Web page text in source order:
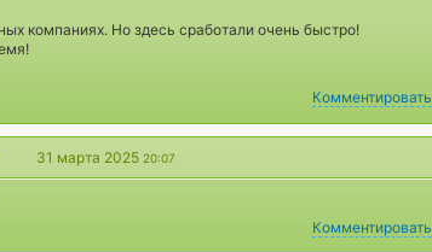
компаниях. Но здесь сработали очень быстро!
Комментировать
31 марта 2025 20:07
Комментировать